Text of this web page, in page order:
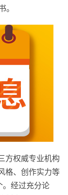
方权威专业机构
格、创作实力等
。经过充分论